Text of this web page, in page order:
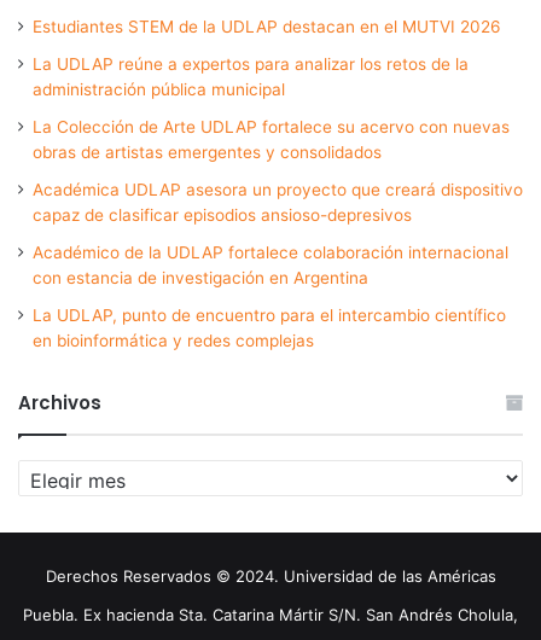
Estudiantes STEM de la UDLAP destacan en el MUTVI 2026
La UDLAP reúne a expertos para analizar los retos de la
administración pública municipal
La Colección de Arte UDLAP fortalece su acervo con nuevas
obras de artistas emergentes y consolidados
Académica UDLAP asesora un proyecto que creará dispositivo
capaz de clasificar episodios ansioso-depresivos
Académico de la UDLAP fortalece colaboración internacional
con estancia de investigación en Argentina
La UDLAP, punto de encuentro para el intercambio científico
en bioinformática y redes complejas
Archivos
Archivos
Derechos Reservados © 2024. Universidad de las Américas
Puebla. Ex hacienda Sta. Catarina Mártir S/N. San Andrés Cholula,